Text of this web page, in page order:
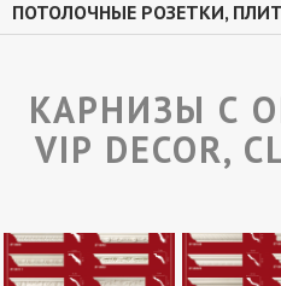
ПОТОЛОЧНЫЕ РОЗЕТКИ,
КАРНИЗЫ С
VIP DECOR,